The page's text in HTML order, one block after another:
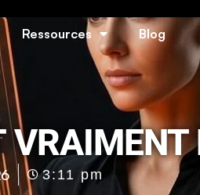
Ressources Blog
3:11 pm